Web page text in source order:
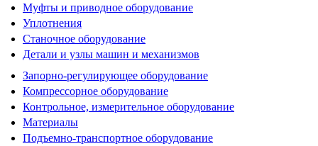
Муфты и приводное оборудование
Уплотнения
Станочное оборудование
Детали и узлы машин и механизмов
Запорно-регулирующее оборудование
Компрессорное оборудование
Контрольное, измерительное оборудование
Материалы
Подъемно-транспортное оборудование